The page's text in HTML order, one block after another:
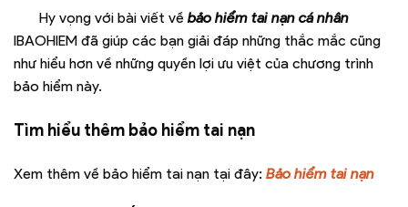
Hy vọng với bài viết về bảo hiểm tai nạn cá nhân
IBAOHIEM đã giúp các bạn giải đáp những thắc mắc cũng
như hiểu hơn về những quyền lợi ưu việt của chương trình
bảo hiểm này.
Tìm hiểu thêm bảo hiểm tai nạn
Xem thêm về bảo hiểm tai nạn tại đây: Bảo hiểm tai nạn